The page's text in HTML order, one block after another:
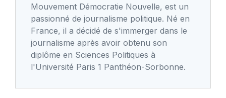
Mouvement Démocratie Nouvelle, est un
passionné de journalisme politique. Né en
France, il a décidé de s'immerger dans le
journalisme après avoir obtenu son
diplôme en Sciences Politiques à
l'Université Paris 1 Panthéon-Sorbonne.